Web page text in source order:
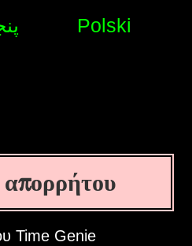
Polski
Time Genie